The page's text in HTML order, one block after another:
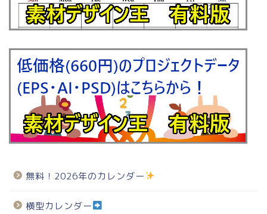
無料！2026年のカレンダー
横型カレンダー